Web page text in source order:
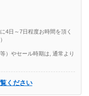
4日～7日程度お時間を頂く
）やセール時期は, 通常より
ください